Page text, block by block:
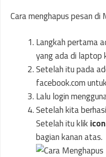
Cara menghapus pesan
Langkah pertama
yang ada di laptop
Setelah itu pada
facebook.com
Lalu login
Setelah kita
Setelah itu klik
bagian kanan atas.